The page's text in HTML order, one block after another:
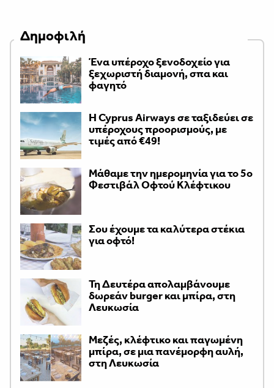
Δημοφιλή
Ένα υπέροχο ξενοδοχείο για
ξεχωριστή διαμονή, σπα και
φαγητό
H Cyprus Airways σε ταξιδεύει σε
υπέροχους προορισμούς, με
τιμές από €49!
Μάθαμε την ημερομηνία για το 5ο
Φεστιβάλ Οφτού Κλέφτικου
Σου έχουμε τα καλύτερα στέκια
για οφτό!
Τη Δευτέρα απολαμβάνουμε
δωρεάν burger και μπίρα, στη
Λευκωσία
Μεζές, κλέφτικο και παγωμένη
μπίρα, σε μια πανέμορφη αυλή,
στη Λευκωσία